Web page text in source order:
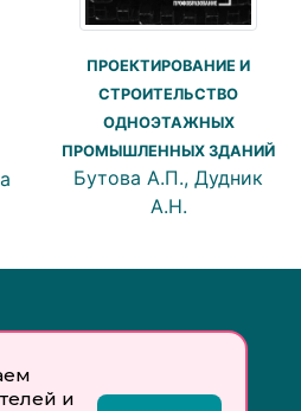
и
ПРОЕКТИРОВАНИЕ И
СТРОИТЕЛЬСТВО
ОДНОЭТАЖНЫХ
ПРОМЫШЛЕННЫХ ЗДАНИЙ
Бутова А.П., Дудник
А.Н.